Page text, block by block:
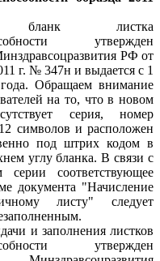
бланк листка
утвержден
РФ от
г. № 347н и выдается с 1
Обращаем внимание
на то, что в новом
серия, номер
символов и расположен
под штрих кодом в
углу бланка. В связи с
серии соответствующее
документа "Начисление
листу" следует
и заполнения листков
утвержден